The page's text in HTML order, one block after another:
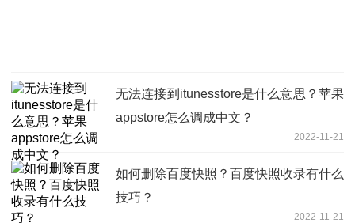
无法连接到itunesstore是什么意思？苹果
appstore怎么调成中文？
2022-11-21
如何删除百度快照？百度快照收录有什么
技巧？
2022-11-21